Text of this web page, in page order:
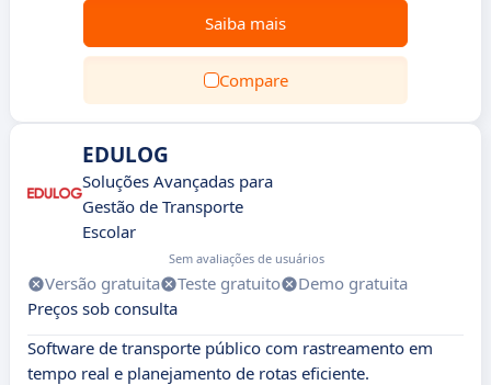
Saiba mais
Compare
EDULOG
Soluções Avançadas para
Gestão de Transporte
Escolar
Sem avaliações de usuários
Versão gratuita Teste gratuito
Demo gratuita
Preços sob consulta
Software de transporte público com rastreamento em
tempo real e planejamento de rotas eficiente.